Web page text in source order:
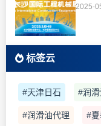
2025-
标签云
#天津日石 #润
#润滑油代理 #